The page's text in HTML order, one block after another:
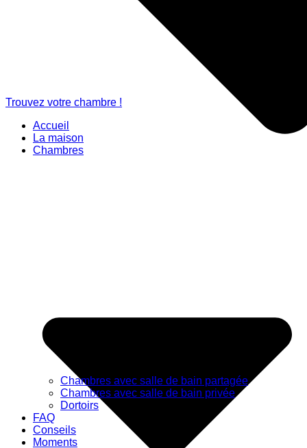
Trouvez votre chambre !
Accueil
La maison
Chambres
Chambres avec salle de bain partagée
Chambres avec salle de bain privée
Dortoirs
FAQ
Conseils
Moments